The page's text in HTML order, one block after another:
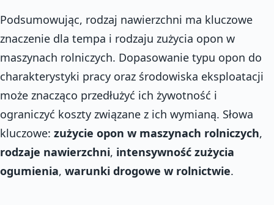
Podsumowując, rodzaj nawierzchni ma kluczowe
znaczenie dla tempa i rodzaju zużycia opon w
maszynach rolniczych. Dopasowanie typu opon do
charakterystyki pracy oraz środowiska eksploatacji
może znacząco przedłużyć ich żywotność i
ograniczyć koszty związane z ich wymianą. Słowa
kluczowe: zużycie opon w maszynach rolniczych,
rodzaje nawierzchni, intensywność zużycia
ogumienia, warunki drogowe w rolnictwie.